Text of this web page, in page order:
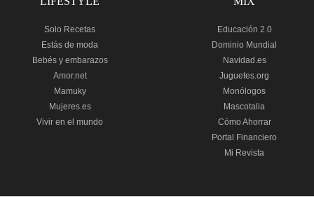
Solo Recetas
Estás de moda
Bebés y embarazos
Amor.net
Mamuky
Mujeres.es
Vivir en el mundo
Educación 2.0
Dominio Mundial
Navidad.es
Juguetes.org
Monólogos
Mascotalia
Cómo Ahorrar
Portal Financiero
Mi Revista